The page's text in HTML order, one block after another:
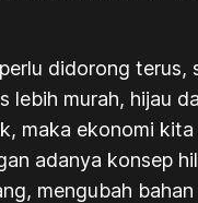
didorong terus,
lebih murah, hijau
maka ekonomi kita
adanya konsep
mengubah